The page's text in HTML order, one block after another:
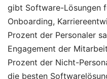
gibt Software-Lösungen
Onboarding,
Prozent der Personaler
Engagement der
Prozent der Nicht-
die besten